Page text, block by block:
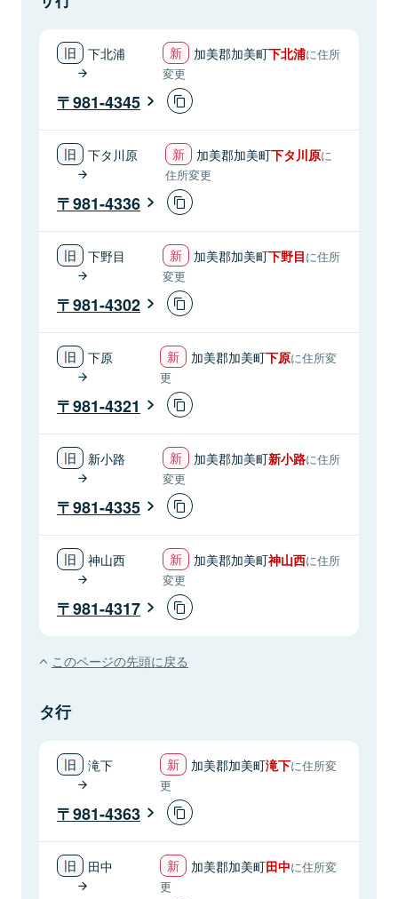
下北浦 加美郡加美町下北浦に住所
変更
981-4345
下タ川原 加美郡加美町下タ川原に
住所変更
981-4336
下野目 加美郡加美町下野目に住所
変更
981-4302
下原 加美郡加美町下原に住所変
更
981-4321
新小路 加美郡加美町新小路に住所
変更
981-4335
神山西 加美郡加美町神山西に住所
変更
981-4317
このページの先頭に戻る
タ行
滝下 加美郡加美町滝下に住所変
更
981-4363
田中 加美郡加美町田中に住所変
更